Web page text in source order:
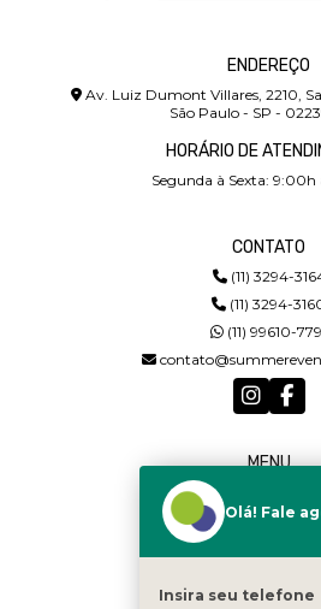
ENDEREÇO
Av. Luiz Dumont Villares, 2210,
São Paulo - SP -
HORÁRIO DE
Segunda à Sexta: 9:00h
CONTATO
(11) 3294-
(11) 3294-
(11) 99610-
MENU
QUEM
CONTATO
Olá! Fale
Insira seu telefone